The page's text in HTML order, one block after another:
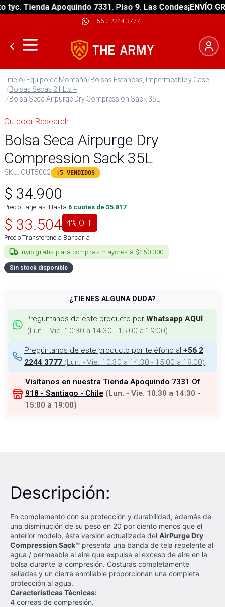
Tienda Apoquindo 7331. Piso 9. Las Condes¡ENVÍO
+56 2 2244 3777 |
Inicio/Equipo de Montaña/Bolsas Estancas, Impermeable y Case
/Bolsas Secas 21 Lts +
/Bolsa Seca Airpurge Dry Compression Sack 35L
Outdoor Research
Bolsa Seca Airpurge Dry
Compression Sack 35L
SKU: OUT5002 +5 VENDIDOS
$ 34.900
Precio Tarjetas: Hasta 6 cuotas de $5.817
$ 33.504 4% OFF
Precio Transferencia Bancaria
Envío gratis para compras mayores a $150.000
Sin stock disponible
¿TIENES ALGUNA DUDA?
Pregúntanos de este producto por Whatsapp AQUÍ
(Lun. - Vie. 10:30 a 14:30 - 15:00 a 19:00)
Pregúntanos de este producto por teléfono al +56 2
2244 3777 (Lun. - Vie. 10:30 a 14:30 - 15:00 a 19:00)
Visítanos en nuestra Tienda Apoquindo 7331 Of
918 - Santiago - Chile (Lun. - Vie. 10:30 a 14:30 -
15:00 a 19:00)
Descripción:
En complemento con su protección y durabilidad, además de
una disminución de su peso en 20 por ciento menos que el
anterior modelo, ésta versión actualizada del AirPurge Dry
Compression Sack™ presenta una banda de tela repelente al
agua / permeable al aire que expulsa el exceso de aire en la
bolsa durante la compresión. Costuras completamente
selladas y un cierre enrollable proporcionan una completa
protección al agua.
CaracterísticasTécnicas:
4 correas de compresión.